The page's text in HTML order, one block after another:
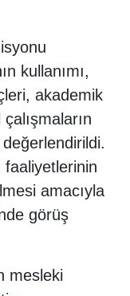
kullanımı,
akademik
faaliyetlerinin
amacıyla
görüş
mesleki